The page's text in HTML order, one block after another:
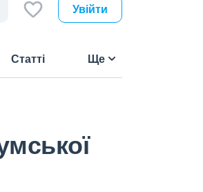
Увійти
Статті Ще